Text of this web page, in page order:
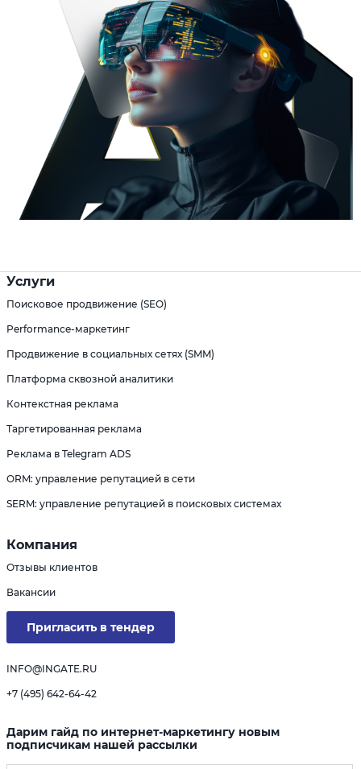
Услуги
Поисковое продвижение (SEO)
Performance-маркетинг
Продвижение в социальных сетях (SMM)
Платформа сквозной аналитики
Контекстная реклама
Таргетированная реклама
Реклама в Telegram ADS
ORM: управление репутацией в сети
SERM: управление репутацией в поисковых системах
Компания
Отзывы клиентов
Вакансии
Пригласить в тендер
INFO@INGATE.RU
+7 (495) 642-64-42
Дарим гайд по интернет-маркетингу новым
подписчикам нашей рассылки